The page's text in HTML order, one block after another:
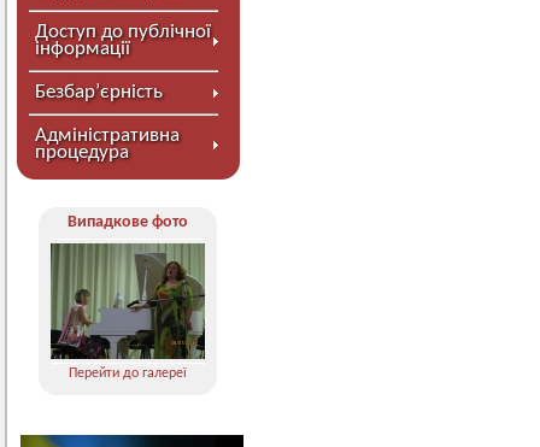
Доступ до публічної
інформації
Безбар’єрність
Адміністративна
процедура
Випадкове фото
Перейти до галереї